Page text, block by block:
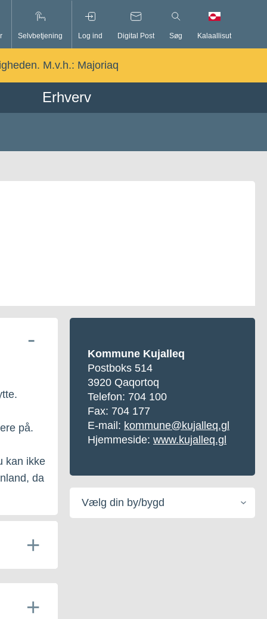
Selvbetjening Log ind Digital Post Søg Kalaallisut
M.v.h.: Majoriaq
Erhverv
på.
kan ikke
da
Kommune Kujalleq
Postboks 514
3920 Qaqortoq
Telefon: 704 100
Fax: 704 177
E-mail: kommune@kujalleq.gl
Hjemmeside: www.kujalleq.gl
Vælg
din
by/bygd